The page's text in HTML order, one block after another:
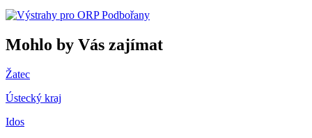
Mohlo by Vás zajímat
Žatec
Ústecký kraj
Idos